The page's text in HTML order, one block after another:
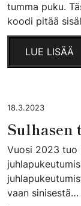
tumma puku.
koodi pitää
LUE LISÄÄ
18.3.2023
Sulhasen
Vuosi 2023 tuo
vaan sinisestä…